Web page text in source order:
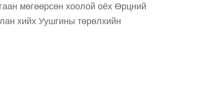
мөгөөрсөн хоолой оёх Өрцний
хийх Уушгины төрөлхийн